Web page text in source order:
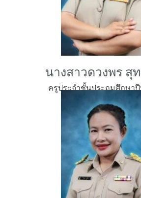
นางสาวดวงพร สุ
ครูประจำชั้นประถมศึกษาปี